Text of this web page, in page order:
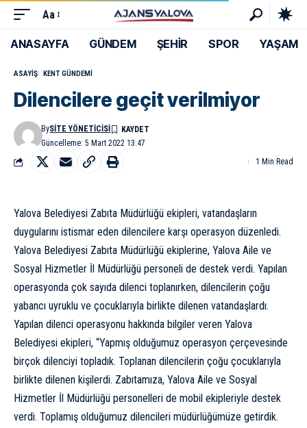
Aa
ANASAYFA GÜNDEM ŞEHİR SPOR YAŞAM
ASAYIŞ KENT GÜNDEMI
Dilencilere geçit verilmiyor
Güncelleme: 5 Mart 2022 13:47
BySITE YÖNETICISI
1 Min Read
Yalova Belediyesi Zabıta Müdürlüğü ekipleri, vatandaşların
duygularını istismar eden dilencilere karşı operasyon düzenledi.
Yalova Belediyesi Zabıta Müdürlüğü ekiplerine, Yalova Aile ve
Sosyal Hizmetler İl Müdürlüğü personeli de destek verdi. Yapılan
operasyonda çok sayıda dilenci toplanırken, dilencilerin çoğu
yabancı uyruklu ve çocuklarıyla birlikte dilenen vatandaşlardı.
Yapılan dilenci operasyonu hakkında bilgiler veren Yalova
Belediyesi ekipleri, “Yapmış olduğumuz operasyon çerçevesinde
birçok dilenciyi topladık. Toplanan dilencilerin çoğu çocuklarıyla
birlikte dilenen kişilerdi. Zabıtamıza, Yalova Aile ve Sosyal
Hizmetler İl Müdürlüğü personelleri de mobil ekipleriyle destek
verdi. Toplamış olduğumuz dilencileri müdürlüğümüze getirdik.